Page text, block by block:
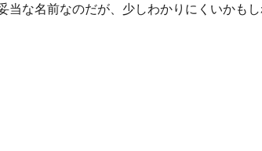
当な名前なのだが、少しわかりにくいかもし